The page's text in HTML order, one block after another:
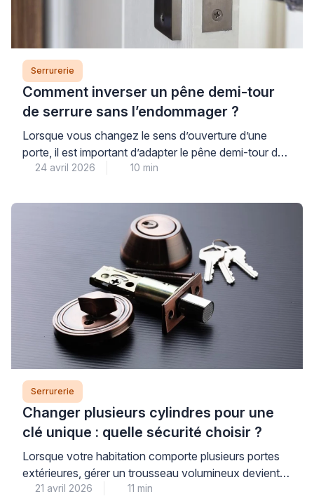
Serrurerie
Comment inverser un pêne demi-tour
de serrure sans l’endommager ?
Lorsque vous changez le sens d’ouverture d’une
porte, il est important d’adapter le pêne demi-tour de
la serrure. Cette intervention rapide demande
mécanisme. Un professionnel qualifié peut réaliser
cette opération en quelques minutes. Vous pouvez
aussi le faire vous-même en suivant les bonnes
pratiques du secteur. Ce guide […]
24 avril 2026 10 min
Serrurerie
Changer plusieurs cylindres pour une
clé unique : quelle sécurité choisir ?
Lorsque votre habitation comporte plusieurs portes
extérieures, gérer un trousseau volumineux devient
vite contraignant. Le système de cylindre entrouvrant
21 avril 2026 11 min